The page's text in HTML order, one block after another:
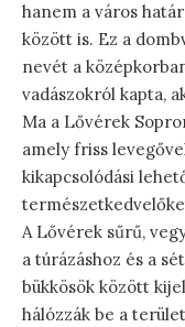
hanem a város
között is. Ez a
nevét a
vadászokról kapta,
Ma a Lővérek
amely friss
kikapcsolódási
A Lővérek sűrű,
a túrázáshoz és a
bükkösök között
hálózzák be a